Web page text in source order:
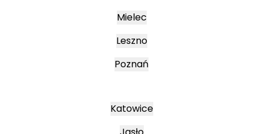
Mielec
Leszno
Poznań
Katowice